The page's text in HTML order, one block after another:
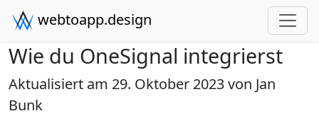
webtoapp.design
Wie du OneSignal integrierst
Aktualisiert am 29. Oktober 2023 von Jan
Bunk